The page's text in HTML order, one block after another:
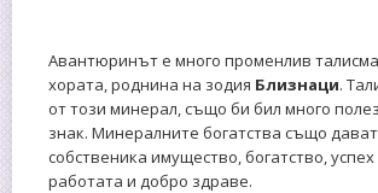
Авантюринът е много променлив
хората, роднина на зодия Близнаци.
от този минерал, също би бил много
знак. Минералните богатства също
собственика имущество, богатство,
работата и добро здраве.